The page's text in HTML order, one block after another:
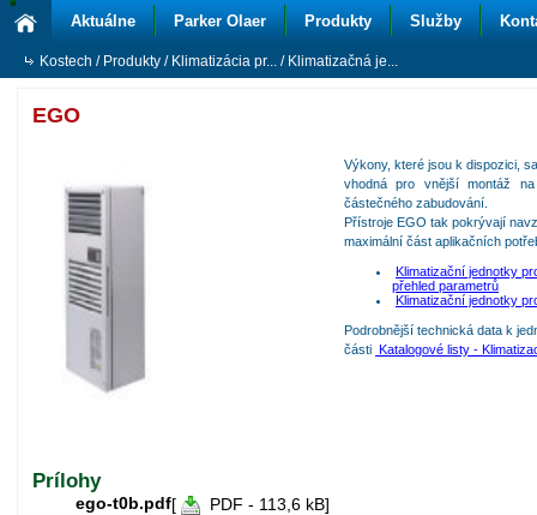
Aktuálne Parker Olaer Produkty Služby
Kostech / Produkty / Klimatizácia pr... / Klimatizačná je...
EGO
Výkony, které jsou k dispozici,
vhodná pro vnější montáž
částečného zabudování.
Přístroje EGO tak pokrývají
maximální část aplikačních
Klimatizační jednotky
přehled parametrů
Klimatizační jednotky
Podrobnější technická data k
části Katalogové listy -
Prílohy
ego-t0b.pdf[
PDF - 113,6 kB]